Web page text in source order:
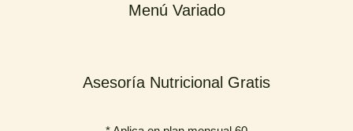
Menú Variado
Asesoría Nutricional Gratis